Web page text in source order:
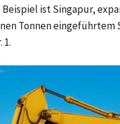
Beispiel ist Singapur,
Tonnen eingeführtem
1.